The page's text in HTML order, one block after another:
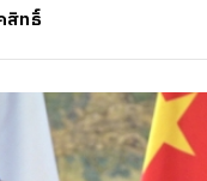
สิทธิ์